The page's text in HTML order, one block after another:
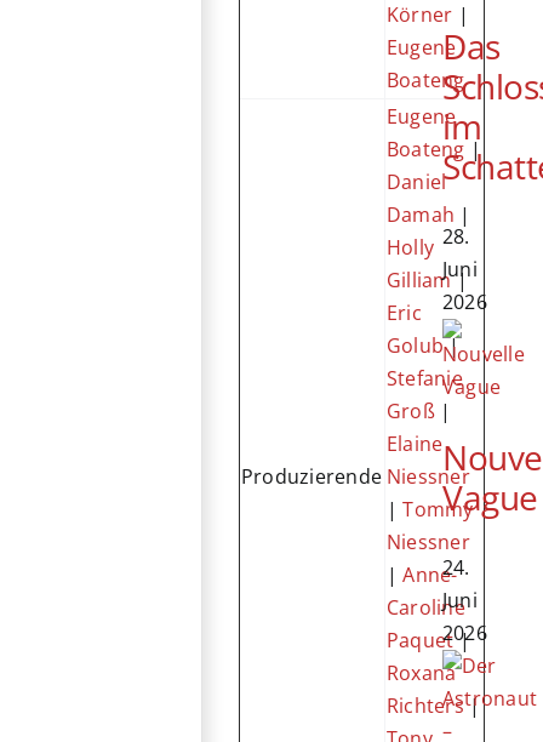
Körner |
Eugene
Boateng
Produzierende
Eugene
Boateng |
Daniel
Damah |
Holly
Gilliam|
Eric
Golub|
Stefanie
Groß|
Elaine
Niessner
|Tommy
Niessner
|Anne-
Caroline
Paquet|
Roxana
Richters|
Das
im
28.
Juni
2026
Vague
24.
Juni
2026